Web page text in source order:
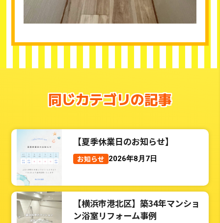
同じカテゴリの記事
【夏季休業日のお知らせ】
お知らせ 2026年8月7日
【横浜市港北区】築34年マンショ
ン浴室リフォーム事例